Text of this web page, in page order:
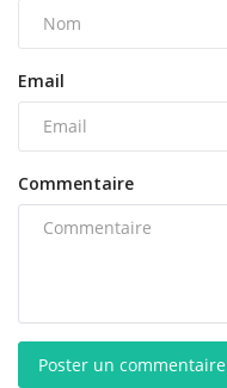
Email
Commentaire
Poster un commentaire